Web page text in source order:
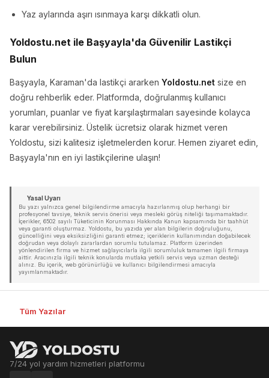
Yaz aylarında aşırı ısınmaya karşı dikkatli olun.
Yoldostu.net ile Başyayla'da Güvenilir Lastikçi
Bulun
Başyayla, Karaman'da lastikçi ararken Yoldostu.net size en
doğru rehberlik eder. Platformda, doğrulanmış kullanıcı
yorumları, puanlar ve fiyat karşılaştırmaları sayesinde kolayca
karar verebilirsiniz. Üstelik ücretsiz olarak hizmet veren
Yoldostu, sizi kalitesiz işletmelerden korur. Hemen ziyaret edin,
Başyayla'nın en iyi lastikçilerine ulaşın!
Yasal Uyarı
Bu yazı yalnızca genel bilgilendirme amacıyla hazırlanmış olup herhangi bir
profesyonel tavsiye, teknik servis önerisi veya mesleki görüş niteliği taşımamaktadır.
İçerikler, 6502 sayılı Tüketicinin Korunması Hakkında Kanun kapsamında bir taahhüt
veya garanti oluşturmaz. Yoldostu, bu yazıda yer alan bilgilerin doğruluğunu,
güncelliğini veya eksiksizliğini garanti etmez; içeriklerin kullanımından doğabilecek
doğrudan veya dolaylı zararlardan sorumlu tutulamaz. Platform üzerinden
yönlendirilen firma ve hizmet sağlayıcılarla ilgili sorumluluk tamamen ilgili firmaya
aittir. Aracınızla ilgili teknik konularda mutlaka yetkili servis veya uzman desteği
alınız. Bu içerik, web görünürlüğü ve kullanıcı bilgilendirmesi amacıyla
yayımlanmaktadır.
Tüm Yazılar
7/24 yol yardım hizmetleri platformu